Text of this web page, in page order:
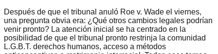
Después de que el tribunal anuló Roe v. Wade el viernes,
una pregunta obvia era: ¿Qué otros cambios legales podrían
venir pronto? La atención inicial se ha centrado en la
posibilidad de que el tribunal pronto restrinja la comunidad
L.G.B.T. derechos humanos, acceso a métodos